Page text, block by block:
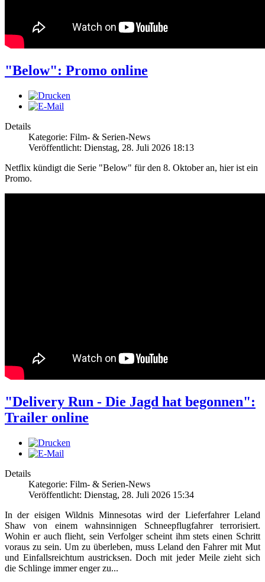
"Below": Promo online
Details
Kategorie: Film- & Serien-News
Veröffentlicht: Dienstag, 28. Juli 2026 18:13
Netflix kündigt die Serie "Below" für den 8. Oktober an, hier ist ein
Promo.
"Delivery Run - Die Jagd hat begonnen":
Trailer online
Details
Kategorie: Film- & Serien-News
Veröffentlicht: Dienstag, 28. Juli 2026 15:34
In der eisigen Wildnis Minnesotas wird der Lieferfahrer Leland
Shaw von einem wahnsinnigen Schneepflugfahrer terrorisiert.
Wohin er auch flieht, sein Verfolger scheint ihm stets einen Schritt
voraus zu sein. Um zu überleben, muss Leland den Fahrer mit Mut
und Einfallsreichtum austricksen. Doch mit jeder Meile zieht sich
die Schlinge immer enger zu...